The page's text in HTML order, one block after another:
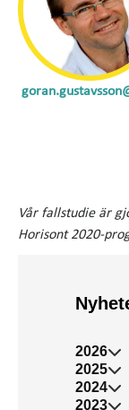
Vår fallstudie är
Horisont 2020-
2026
2025
2024
2023